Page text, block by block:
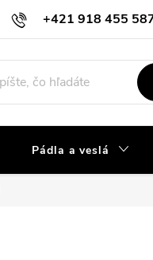
+421 918 455
info@vodacky-
Pádla a veslá